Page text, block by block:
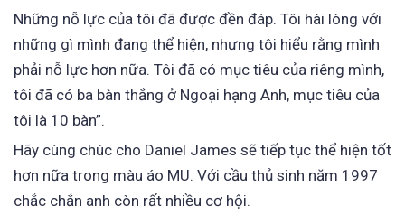
Những nỗ lực của tôi đã được đền đáp. Tôi hài lòng với
những gì mình đang thể hiện, nhưng tôi hiểu rằng mình
phải nỗ lực hơn nữa. Tôi đã có mục tiêu của riêng mình,
tôi đã có ba bàn thắng ở Ngoại hạng Anh, mục tiêu của
tôi là 10 bàn”.
Hãy cùng chúc cho Daniel James sẽ tiếp tục thể hiện tốt
hơn nữa trong màu áo MU. Với cầu thủ sinh năm 1997
chắc chắn anh còn rất nhiều cơ hội.